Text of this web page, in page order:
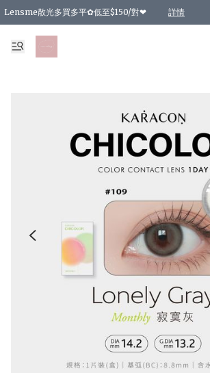
Lensme散光多買多平✿低至$150/對❤ 詳情
台灣Karacon⁩✧日拋 特價清貨❁⃘
日本韓國多款日/月拋現貨☼ 特價❤︎數量有限 售完即止
🇰🇷韓國多款月拋現貨 特價兩對$99✿數量有限 售完即止
精選商品，任選買2件或以上9 折；買4件或以上85 折；
精選商品，任選買2件HKD 140.00；買4件HKD 260.00
精選商品，任選買2件HKD 190.00；買4件HKD 360.00
精選商品，任選買2件HKD 110.00；買4件HKD 180.00
精選商品，任選買2件HKD 170.00；買4件HKD 320.00
精選商品，任選買2件或以上減HKD 148.00
精選商品，任選買2件或以上減HKD 148.00
精選商品，任選買2件或以上95 折；買4件或以上9 折
精選商品，任選買12件或以上87 折
精選商品，任選買2件或以上減HKD 16.00；買4件
精選商品，任選買2件或以上95 折；買4件或以上9 折
購物滿 HKD 800.00即享免運費優惠！（適用於 特定的